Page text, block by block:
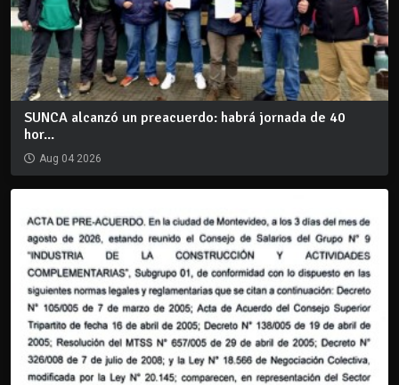
SUNCA alcanzó un preacuerdo: habrá jornada de 40
hor...
Aug 04 2026